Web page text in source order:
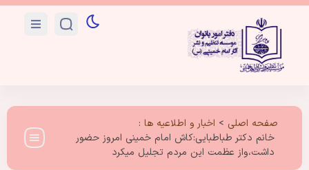
صفحه اصلی > اخبار و اطلاعیه ها :
خانم دکتر طباطبایی:کاش امام خمینی امروز حضور
داشت،واز عظمت این مردم تجلیل میکرد